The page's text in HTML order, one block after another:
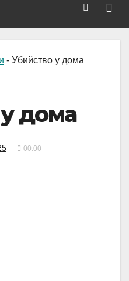
- Убийство у дома
дома
00:00